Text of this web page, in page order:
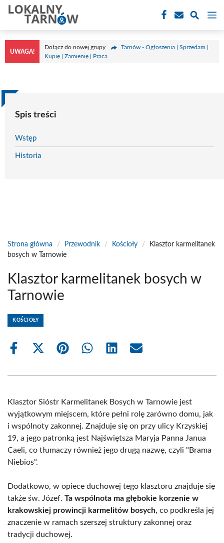
Przejdź
treści
UWAGA!
Dołącz do nowej grupy
Tarnów - Ogłoszenia | Sprzedam |
Kupię | Zamienię | Praca
Spis treści
Wstęp
Historia
Strona główna / Przewodnik / Kościoły /
Klasztor karmelitanek
bosych w Tarnowie
Klasztor karmelitanek bosych w
Tarnowie
KOŚCIOŁY
Share
Share
(Twitter)
Share Share Share Share
Klasztor Sióstr Karmelitanek Bosych w Tarnowie jest
wyjątkowym miejscem, które pełni rolę zarówno domu, jak
i wspólnoty zakonnej. Znajduje się on przy ulicy Krzyskiej
19, a jego patronką jest Najświętsza Maryja Panna Janua
Caeli, co tłumaczy również jego drugą nazwę, czyli "Brama
Niebios".
Dodatkowo, w opiece duchowej tego klasztoru znajduje się
także św. Józef. Ta wspólnota ma głębokie korzenie w
krakowskiej prowincji karmelitów bosych, co podkreśla jej
znaczenie w ramach szerszej struktury zakonnej oraz
tradycji duchowej.